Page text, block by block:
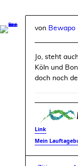
von Bewapo
Jo, steht
Köln und
doch noch
Link
Mein